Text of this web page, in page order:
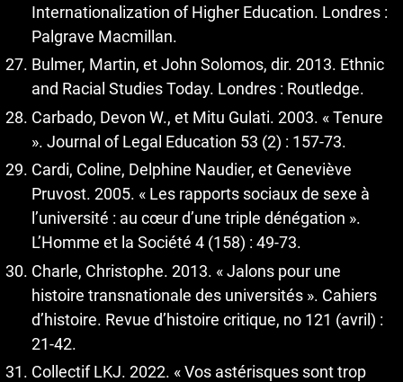
Internationalization of Higher Education. Londres :
Palgrave Macmillan.
Bulmer, Martin, et John Solomos, dir. 2013. Ethnic
and Racial Studies Today. Londres : Routledge.
Carbado, Devon W., et Mitu Gulati. 2003. « Tenure
». Journal of Legal Education 53 (2) : 157‑73.
Cardi, Coline, Delphine Naudier, et Geneviève
Pruvost. 2005. « Les rapports sociaux de sexe à
l’université : au cœur d’une triple dénégation ».
L’Homme et la Société 4 (158) : 49‑73.
Charle, Christophe. 2013. « Jalons pour une
histoire transnationale des universités ». Cahiers
d’histoire. Revue d’histoire critique, no 121 (avril) :
21‑42.
Collectif LKJ. 2022. « Vos astérisques sont trop